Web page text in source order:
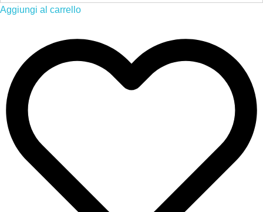
Aggiungi al carrello